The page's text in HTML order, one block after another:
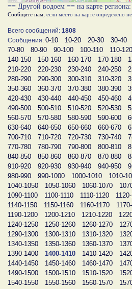
== Другой водоем == на карте
Сообщите нам , если место на карте определено
Всего сообщений: 1808
Сообщения: 0-10 10-20 20-30 30-40
70-80
80-90 90-100 100-110 110-120
140-150
150-160 160-170 170-180
210-220
220-230 230-240 240-250
280-290
290-300 300-310 310-320
350-360
360-370 370-380 380-390
420-430
430-440 440-450 450-460
490-500
500-510 510-520 520-530
560-570
570-580 580-590 590-600
630-640
640-650 650-660 660-670
700-710
710-720 720-730 730-740
770-780
780-790 790-800 800-810
840-850
850-860 860-870 870-880
910-920
920-930 930-940 940-950
980-990
990-1000 1000-1010 1010-
1040-1050
1050-1060 1060-1070
1090-1100
1100-1110 1110-1120
1140-1150
1150-1160 1160-1170
1190-1200
1200-1210 1210-1220
1240-1250
1250-1260 1260-1270
1290-1300
1300-1310 1310-1320
1340-1350
1350-1360 1360-1370
1390-1400
1400-1410 1410-1420
1440-1450
1450-1460 1460-1470
1490-1500
1500-1510 1510-1520
1540-1550
1550-1560 1560-1570